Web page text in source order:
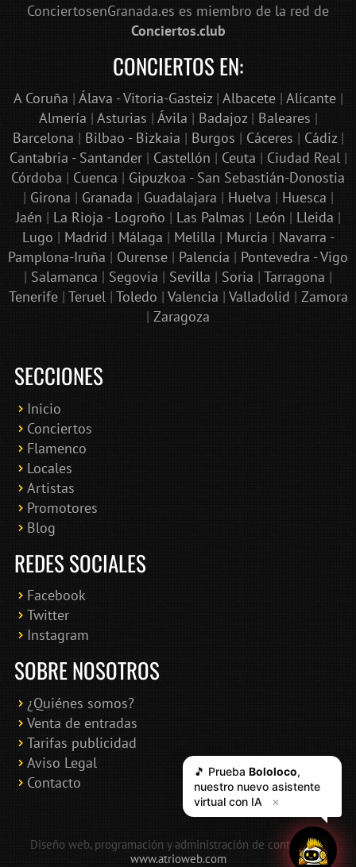
ConciertosenGranada.es es miembro de la red de
Conciertos.club
CONCIERTOS EN:
A Coruña | Álava - Vitoria-Gasteiz| Albacete| Alicante|
Almería | Asturias | Ávila | Badajoz| Baleares |
Barcelona | Bilbao - Bizkaia | Burgos | Cáceres | Cádiz|
Cantabria - Santander| Castellón | Ceuta | Ciudad Real|
Córdoba | Cuenca | Gipuzkoa - San Sebastián-Donostia
| Girona | Granada | Guadalajara | Huelva | Huesca |
Jaén | La Rioja - Logroño | Las Palmas | León | Lleida |
Lugo | Madrid | Málaga | Melilla | Murcia | Navarra -
Pamplona-Iruña | Ourense | Palencia | Pontevedra - Vigo
| Salamanca | Segovia | Sevilla | Soria | Tarragona |
Tenerife| Teruel| Toledo | Valencia | Valladolid | Zamora
| Zaragoza
SECCIONES
Inicio
Conciertos
Flamenco
Locales
Artistas
Promotores
Blog
REDES SOCIALES
Facebook
Twitter
Instagram
SOBRE NOSOTROS
¿Quiénes somos?
Venta de entradas
Tarifas publicidad
Aviso Legal
Contacto
Diseño web, programación y administración de contenidos:
www.atrioweb.com
🎵 Prueba Bololoco,
nuestro nuevo asistente
virtual con IA
✕